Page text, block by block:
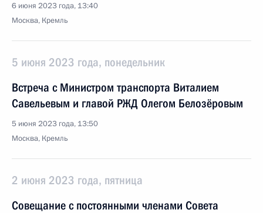
6 июня 2023 года, 13:40
Москва, Кремль
5 июня 2023 года, понедельник
Встреча с Министром транспорта Виталием
Савельевым и главой РЖД Олегом Белозёровым
5 июня 2023 года, 13:50
Москва, Кремль
2 июня 2023 года, пятница
Совещание с постоянными членами Совета